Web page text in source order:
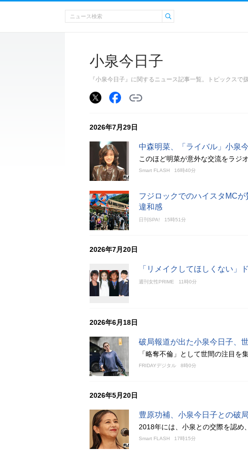
小泉今日子
『小泉今日子』に関するニュース記事一覧。トピックスで
2026年7月29日
中森明菜、「ライバル」小泉
このほど明菜が意外な交流をラジ
Smart FLASH 16時40分
フジロックでのハイスタMC
違和感
日刊SPA! 15時51分
2026年7月20日
「リメイクしてほしくない」
週刊女性PRIME 11時0分
2026年6月18日
破局報道が出た小泉今日子、
「略奪不倫」として世間の注目を
FRIDAYデジタル 8時0分
2026年5月20日
豊原功補、小泉今日子との破
2018年には、小泉との交際を認め
Smart FLASH 17時15分